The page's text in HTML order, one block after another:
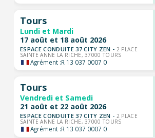
Tours
Lundi et Mardi
17 août et 18 août 2026
ESPACE CONDUITE 37 CITY ZEN - 2 PLACE
SAINTE ANNE LA RICHE, 37000 TOURS
Agrément :R 13 037 0007 0
Tours
Vendredi et Samedi
21 août et 22 août 2026
ESPACE CONDUITE 37 CITY ZEN - 2 PLACE
SAINTE ANNE LA RICHE, 37000 TOURS
Agrément :R 13 037 0007 0